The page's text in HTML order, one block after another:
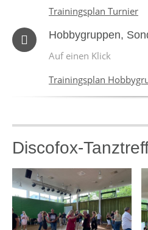
Trainingsplan Turnier
Hobbygruppen,
Auf einen Klick
Trainingsplan
Discofox-